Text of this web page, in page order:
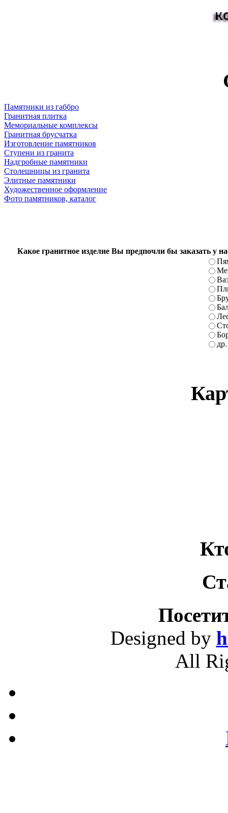
Памятники из габбро
Гранитная плитка
Мемориальные комплексы
Гранитная брусчатка
Изготовление памятников
Ступени из гранита
Надгробные памятники
Столешницы из гранита
Элитные памятники
Художественное оформление
Фото памятников, каталог
Какое гранитное изделие Вы предпочли бы заказать у
Designed by
All